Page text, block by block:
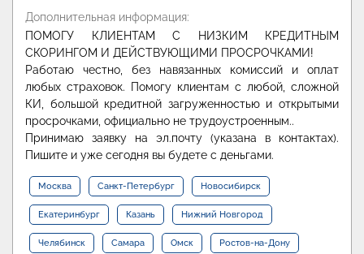
Дополнительная информация:
ПОМОГУ КЛИЕНТАМ С НИЗКИМ КРЕДИТНЫМ
СКОРИНГОМ И ДЕЙСТВУЮЩИМИ ПРОСРОЧКАМИ!
Работаю честно, без навязанных комиссий и оплат
любых страховок. Помогу клиентам с любой, сложной
КИ, большой кредитной загруженностью и открытыми
просрочками, официально не трудоустроенным..
Принимаю заявку на эл.почту (указана в контактах).
Пишите и уже сегодня вы будете с деньгами.
Москва Санкт-Петербург Новосибирск
Екатеринбург Казань Нижний Новгород
Челябинск Самара Омск Ростов-на-Дону